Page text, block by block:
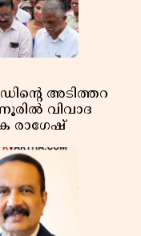
അടിത്തറ
വിവാദ
രാഗേഷ്